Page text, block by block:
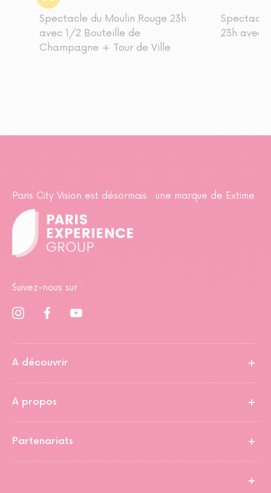
Spectacle du Moulin Rouge 23h
avec 1/2 Bouteille de
Champagne + Tour de Ville
Spectacle
23h avec
Paris City Vision est désormais une marque de Extime
Suivez-nous sur :
A découvrir
A propos
Partenariats